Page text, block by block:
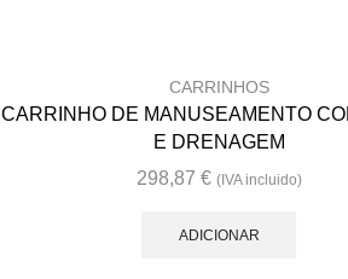
CARRINHOS
CARRINHO DE MANUSEAMENTO
E DRENAGEM
298,87 € (IVA incluido)
ADICIONAR